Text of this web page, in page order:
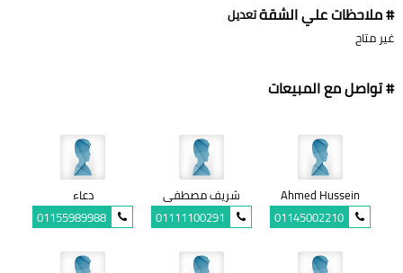
# ملاحظات علي الشقةتعديل
غير متاح
# تواصل مع المبيعات
Ahmed Hussein
01145002210
شريف مصطفى
01111100291
دعاء
01155989988